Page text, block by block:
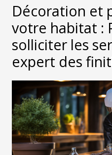
Décoration et
votre habitat :
solliciter les
expert des